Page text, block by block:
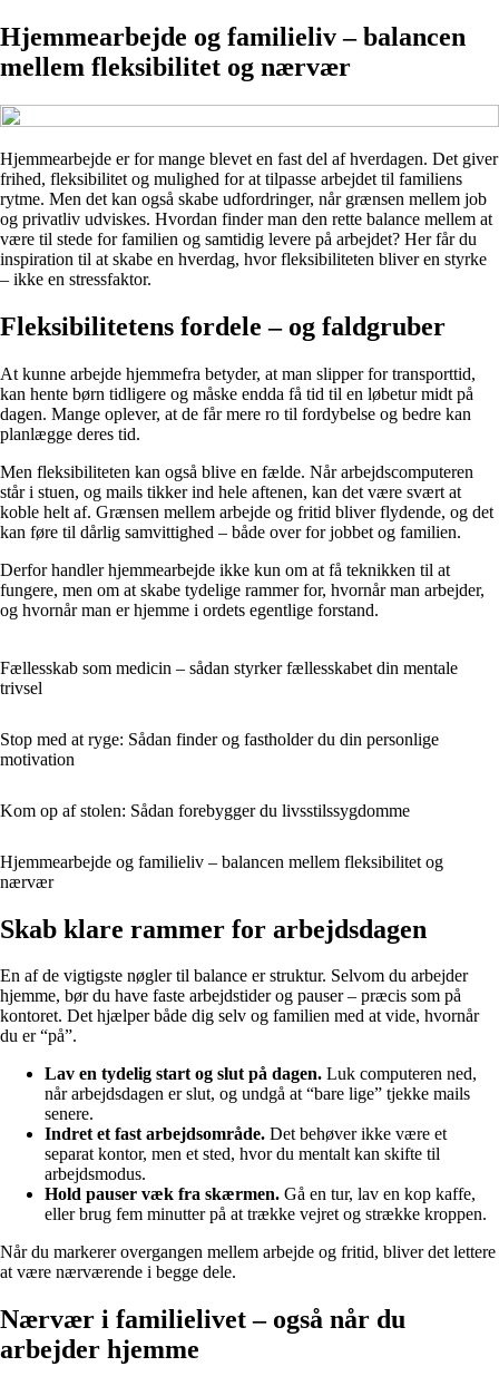
Hjemmearbejde og familieliv – balancen
mellem fleksibilitet og nærvær
Hjemmearbejde er for mange blevet en fast del af hverdagen. Det giver
frihed, fleksibilitet og mulighed for at tilpasse arbejdet til familiens
rytme. Men det kan også skabe udfordringer, når grænsen mellem job
og privatliv udviskes. Hvordan finder man den rette balance mellem at
være til stede for familien og samtidig levere på arbejdet? Her får du
inspiration til at skabe en hverdag, hvor fleksibiliteten bliver en styrke
– ikke en stressfaktor.
Fleksibilitetens fordele – og faldgruber
At kunne arbejde hjemmefra betyder, at man slipper for transporttid,
kan hente børn tidligere og måske endda få tid til en løbetur midt på
dagen. Mange oplever, at de får mere ro til fordybelse og bedre kan
planlægge deres tid.
Men fleksibiliteten kan også blive en fælde. Når arbejdscomputeren
står i stuen, og mails tikker ind hele aftenen, kan det være svært at
koble helt af. Grænsen mellem arbejde og fritid bliver flydende, og det
kan føre til dårlig samvittighed – både over for jobbet og familien.
Derfor handler hjemmearbejde ikke kun om at få teknikken til at
fungere, men om at skabe tydelige rammer for, hvornår man arbejder,
og hvornår man er hjemme i ordets egentlige forstand.
Fællesskab som medicin – sådan styrker fællesskabet din mentale
trivsel
Stop med at ryge: Sådan finder og fastholder du din personlige
motivation
Kom op af stolen: Sådan forebygger du livsstilssygdomme
Hjemmearbejde og familieliv – balancen mellem fleksibilitet og
nærvær
Skab klare rammer for arbejdsdagen
En af de vigtigste nøgler til balance er struktur. Selvom du arbejder
hjemme, bør du have faste arbejdstider og pauser – præcis som på
kontoret. Det hjælper både dig selv og familien med at vide, hvornår
du er “på”.
Lav en tydelig start og slut på dagen. Luk computeren ned,
når arbejdsdagen er slut, og undgå at “bare lige” tjekke mails
senere.
Indret et fast arbejdsområde. Det behøver ikke være et
separat kontor, men et sted, hvor du mentalt kan skifte til
arbejdsmodus.
Hold pauser væk fra skærmen. Gå en tur, lav en kop kaffe,
eller brug fem minutter på at trække vejret og strække kroppen.
Når du markerer overgangen mellem arbejde og fritid, bliver det lettere
at være nærværende i begge dele.
Nærvær i familielivet – også når du
arbejder hjemme